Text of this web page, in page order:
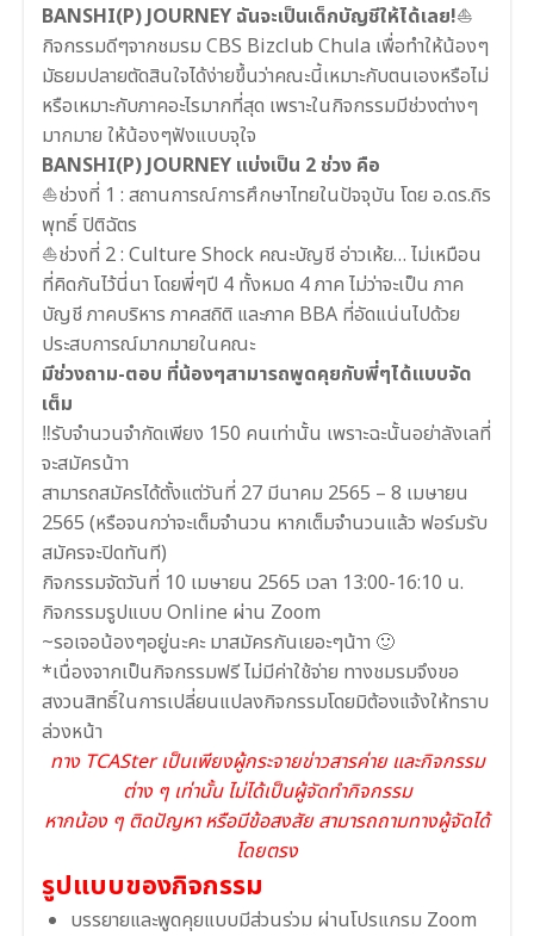
BANSHI(P) JOURNEY ฉันจะเป็นเด็กบัญชีให้ได้เลย!⛵
กิจกรรมดีๆจากชมรม CBS Bizclub Chula เพื่อทำให้น้องๆ
มัธยมปลายตัดสินใจได้ง่ายขึ้นว่าคณะนี้เหมาะกับตนเองหรือไม่
หรือเหมาะกับภาคอะไรมากที่สุด เพราะในกิจกรรมมีช่วงต่างๆ
มากมาย ให้น้องๆฟังแบบจุใจ
BANSHI(P) JOURNEY แบ่งเป็น 2 ช่วง คือ
⛵ช่วงที่ 1 : สถานการณ์การศึกษาไทยในปัจจุบัน โดย อ.ดร.ถิร
พุทธิ์ ปิติฉัตร
⛵ช่วงที่ 2 : Culture Shock คณะบัญชี อ่าวเห้ย… ไม่เหมือน
ที่คิดกันไว้นี่นา โดยพี่ๆปี 4 ทั้งหมด 4 ภาค ไม่ว่าจะเป็น ภาค
บัญชี ภาคบริหาร ภาคสถิติ และภาค BBA ที่อัดแน่นไปด้วย
ประสบการณ์มากมายในคณะ
มีช่วงถาม-ตอบ ที่น้องๆสามารถพูดคุยกับพี่ๆได้แบบจัด
เต็ม
‼รับจำนวนจำกัดเพียง 150 คนเท่านั้น เพราะฉะนั้นอย่าลังเลที่
จะสมัครน้าา
สามารถสมัครได้ตั้งแต่วันที่ 27 มีนาคม 2565 – 8 เมษายน
2565 (หรือจนกว่าจะเต็มจำนวน หากเต็มจำนวนแล้ว ฟอร์มรับ
สมัครจะปิดทันที)
กิจกรรมจัดวันที่ 10 เมษายน 2565 เวลา 13:00-16:10 น.
กิจกรรมรูปแบบ Online ผ่าน Zoom
~รอเจอน้องๆอยู่นะคะ มาสมัครกันเยอะๆน้าา 🙂
*เนื่องจากเป็นกิจกรรมฟรี ไม่มีค่าใช้จ่าย ทางชมรมจึงขอ
สงวนสิทธิ์ในการเปลี่ยนแปลงกิจกรรมโดยมิต้องแจ้งให้ทราบ
ล่วงหน้า
ทาง TCASter เป็นเพียงผู้กระจายข่าวสารค่าย และกิจกรรม
ต่าง ๆ เท่านั้น ไม่ได้เป็นผู้จัดทำกิจกรรม
หากน้อง ๆ ติดปัญหา หรือมีข้อสงสัย สามารถถามทางผู้จัดได้
โดยตรง
รูปแบบของกิจกรรม
บรรยายและพูดคุยแบบมีส่วนร่วม ผ่านโปรแกรม Zoom